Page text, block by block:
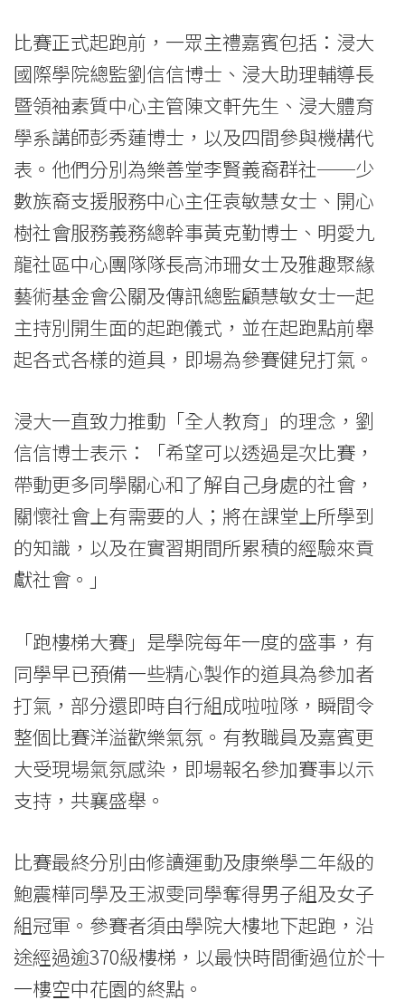
College
of
International
Education
Hong
Kong
Baptist
University
比賽正式起跑前，一眾主禮嘉賓包括：浸大
國際學院總監劉信信博士、浸大助理輔導長
暨領袖素質中心主管陳文軒先生、浸大體育
學系講師彭秀蓮博士，以及四間參與機構代
表。他們分別為樂善堂李賢義裔群社──少
數族裔支援服務中心主任袁敏慧女士、開心
樹社會服務義務總幹事黃克勤博士、明愛九
龍社區中心團隊隊長高沛珊女士及雅趣聚緣
藝術基金會公關及傳訊總監顧慧敏女士一起
主持別開生面的起跑儀式，並在起跑點前舉
起各式各樣的道具，即場為參賽健兒打氣。
浸大一直致力推動「全人教育」的理念，劉
信信博士表示：「希望可以透過是次比賽，
帶動更多同學關心和了解自己身處的社會，
關懷社會上有需要的人；將在課堂上所學到
的知識，以及在實習期間所累積的經驗來貢
獻社會。」
「跑樓梯大賽」是學院每年一度的盛事，有
同學早已預備一些精心製作的道具為參加者
打氣，部分還即時自行組成啦啦隊，瞬間令
整個比賽洋溢歡樂氣氛。有教職員及嘉賓更
大受現場氣氛感染，即場報名參加賽事以示
支持，共襄盛舉。
比賽最終分別由修讀運動及康樂學二年級的
鮑震樺同學及王淑雯同學奪得男子組及女子
組冠軍。參賽者須由學院大樓地下起跑，沿
途經過逾370級樓梯，以最快時間衝過位於十
一樓空中花園的終點。